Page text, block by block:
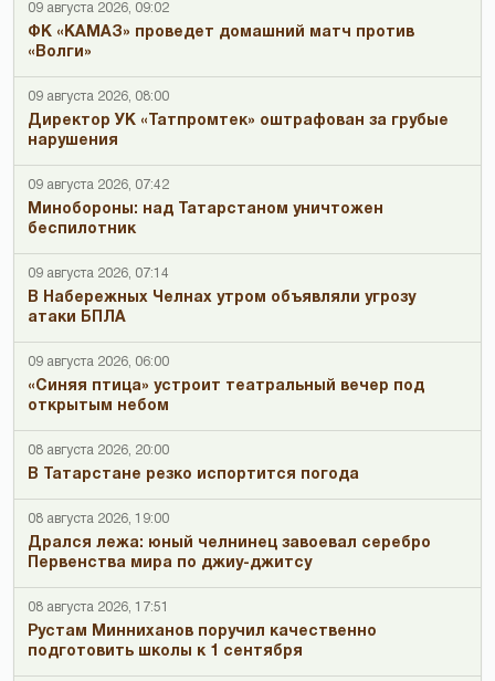
09 августа 2026, 09:02
ФК «КАМАЗ» проведет домашний матч против
«Волги»
09 августа 2026, 08:00
Директор УК «Татпромтек» оштрафован за грубые
нарушения
09 августа 2026, 07:42
Минобороны: над Татарстаном уничтожен
беспилотник
09 августа 2026, 07:14
В Набережных Челнах утром объявляли угрозу
атаки БПЛА
09 августа 2026, 06:00
«Синяя птица» устроит театральный вечер под
открытым небом
08 августа 2026, 20:00
В Татарстане резко испортится погода
08 августа 2026, 19:00
Дрался лежа: юный челнинец завоевал серебро
Первенства мира по джиу-джитсу
08 августа 2026, 17:51
Рустам Минниханов поручил качественно
подготовить школы к 1 сентября